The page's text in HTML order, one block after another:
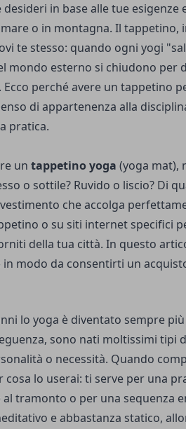
in base alle tue
o in montagna. Il tappetino,
te stesso: quando ogni yogi
mondo esterno si chiudono per
perché avere un tappetino
di appartenenza alla
pratica.
un tappetino yoga (yoga mat),
o sottile? Ruvido o liscio? Di
che accolga
o su siti internet specifici
della tua città. In questo
modo da consentirti un
lo yoga è diventato sempre
sono nati moltissimi tipi
o necessità. Quando
cosa lo userai: ti serve per una
tramonto o per una sequenza
e abbastanza statico,